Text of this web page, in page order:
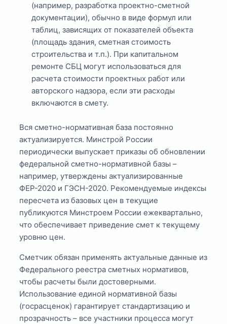
(например, разработка проектно-сметной
документации), обычно в виде формул или
таблиц, зависящих от показателей объекта
(площадь здания, сметная стоимость
строительства и т.п.). При капитальном
ремонте СБЦ могут использоваться для
расчета стоимости проектных работ или
авторского надзора, если эти расходы
включаются в смету.
Вся сметно-нормативная база постоянно
актуализируется. Минстрой России
периодически выпускает приказы об обновлении
федеральной сметно-нормативной базы –
например, утверждены актуализированные
ФЕР-2020 и ГЭСН-2020. Рекомендуемые индексы
пересчета из базовых цен в текущие
публикуются Минстроем России ежеквартально,
что обеспечивает приведение смет к текущему
уровню цен.
Сметчик обязан применять актуальные данные из
Федерального реестра сметных нормативов,
чтобы расчеты были достоверными.
Использование единой нормативной базы
(госрасценок) гарантирует стандартизацию и
прозрачность – все участники процесса могут